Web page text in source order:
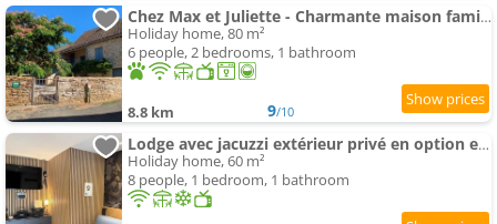
Chez Max et Juliette - Charmante maison familiale en bordure de forêt
Holiday home, 80 m²
6 people, 2 bedrooms, 1 bathroom
8.8 km 9/10
Lodge avec jacuzzi extérieur privé en option et mini-ferme sur place
Holiday home, 60 m²
8 people, 1 bedroom, 1 bathroom